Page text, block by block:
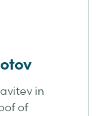
in
of